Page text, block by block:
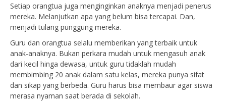
Setiap orangtua juga menginginkan anaknya menjadi penerus
mereka. Melanjutkan apa yang belum bisa tercapai. Dan,
menjadi tulang punggung mereka.
Guru dan orangtua selalu memberikan yang terbaik untuk
anak-anaknya. Bukan perkara mudah untuk mengasuh anak
dari kecil hinga dewasa, untuk guru tidaklah mudah
membimbing 20 anak dalam satu kelas, mereka punya sifat
dan sikap yang berbeda. Guru harus bisa membaur agar siswa
merasa nyaman saat berada di sekolah.